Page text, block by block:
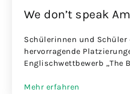
We don’t speak
Schülerinnen und Schüler
hervorragende
Englischwettbewerb „The
Mehr erfahren